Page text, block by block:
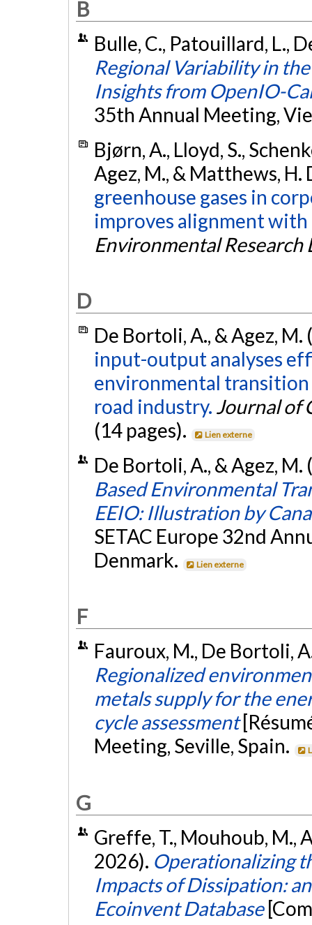
B
Bulle, C., Patouillard, L.,
Regional Variability in
Insights from OpenIO-
35th Annual Meeting,
Bjørn, A., Lloyd, S.,
Agez, M., & Matthews, H.
greenhouse gases in
improves alignment
Environmental Research
D
De Bortoli, A., & Agez,
input-output analyses
environmental transition
road industry. Journal of
(14 pages).
Lien externe
De Bortoli, A., & Agez,
Based Environmental
EEIO: Illustration by
SETAC Europe 32nd
Denmark.
Lien externe
F
Fauroux, M., De Bortoli,
Regionalized
metals supply for the
cycle assessment
Meeting, Seville, Spain.
G
Greffe, T., Mouhoub, M.,
2026). Operationalizing
Impacts of Dissipation:
Ecoinvent Database